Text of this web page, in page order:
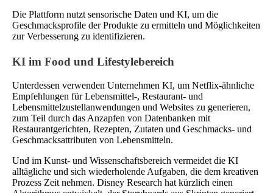
Die Plattform nutzt sensorische Daten und KI, um die
Geschmacksprofile der Produkte zu ermitteln und Möglichkeiten
zur Verbesserung zu identifizieren.
KI im Food und Lifestylebereich
Unterdessen verwenden Unternehmen KI, um Netflix-ähnliche
Empfehlungen für Lebensmittel-, Restaurant- und
Lebensmittelzustellanwendungen und Websites zu generieren,
zum Teil durch das Anzapfen von Datenbanken mit
Restaurantgerichten, Rezepten, Zutaten und Geschmacks- und
Geschmacksattributen von Lebensmitteln.
Und im Kunst- und Wissenschaftsbereich vermeidet die KI
alltägliche und sich wiederholende Aufgaben, die dem kreativen
Prozess Zeit nehmen. Disney Research hat kürzlich einen